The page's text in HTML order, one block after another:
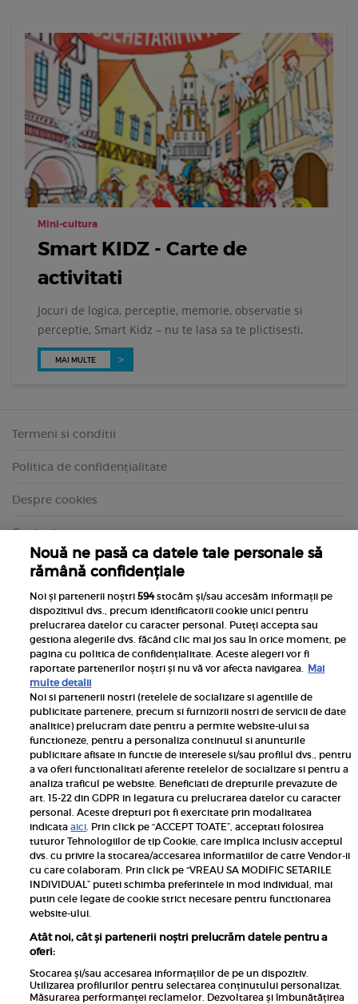
Mini-cultura
Smart KIDZ - Carte de
activitati
Jocuri de logica, perceptie, memorie, observatie si
perceptie, Smart Kidz – nu te lasa sa te plictisesti.
MAI MULTE
Termeni si conditii
Politica de confidențialitate
Despre cookies
Contact
Inscrie-te la newsletterul UNICA
Pariază responsabil! Decizia ONJN nr. 821/25.09.2025.
Jocurile de noroc sunt interzise minorilor.
Links
Calculator sarcina
Rețete
Libertatea
Viva
Nouă ne pasă ca datele tale personale să
rămână confidențiale
Noi și partenerii noștri594stocăm și/sau accesăm informații pe
dispozitivul dvs., precum identificatorii cookie unici pentru
prelucrarea datelor cu caracter personal. Puteți accepta sau
gestiona alegerile dvs. făcând clic mai jos sau în orice moment, pe
pagina cu politica de confidențialitate. Aceste alegeri vor fi
raportate partenerilor noștri și nu vă vor afecta navigarea. Mai
multe detalii
Noi si partenerii nostri (retelele de socializare si agentiile de
publicitate partenere, precum si furnizorii nostri de servicii de date
analitice) prelucram date pentru a permite website-ului sa
functioneze, pentru a personaliza continutul si anunturile
publicitare afisate in functie de interesele si/sau profilul dvs., pentru
a va oferi functionalitati aferente retelelor de socializare si pentru a
analiza traficul pe website. Beneficiati de drepturile prevazute de
art. 15-22 din GDPR in legatura cu prelucrarea datelor cu caracter
personal. Aceste drepturi pot fi exercitate prin modalitatea
indicataaici. Prin click pe “ACCEPT TOATE”, acceptati folosirea
tuturor Tehnologiilor de tip Cookie, care implica inclusiv acceptul
dvs. cu privire la stocarea/accesarea informatiilor de catre Vendor-ii
cu care colaboram. Prin click pe “VREAU SA MODIFIC SETARILE
INDIVIDUAL” puteti schimba preferintele in mod individual, mai
putin cele legate de cookie strict necesare pentru functionarea
website-ului.
Atât noi, cât și partenerii noștri prelucrăm datele pentru a
oferi:
Stocarea și/sau accesarea informațiilor de pe un dispozitiv.
Utilizarea profilurilor pentru selectarea conținutului personalizat.
Măsurarea performanței reclamelor. Dezvoltarea și îmbunătățirea